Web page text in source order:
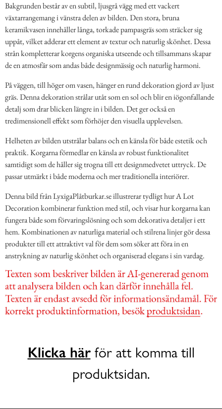
Bakgrunden består av en subtil, ljusgrå vägg med ett vackert
växtarrangemang i vänstra delen av bilden. Den stora, bruna
keramikvasen innehåller långa, torkade pampasgräs som sträcker sig
uppåt, vilket adderar ett element av textur och naturlig skönhet. Dessa
strån kompletterar korgens organiska utseende och tillsammans skapar
de en atmosfär som andas både designmässig och naturlig harmoni.
På väggen, till höger om vasen, hänger en rund dekoration gjord av ljust
gräs. Denna dekoration strålar utåt som en sol och blir en iögonfallande
detalj som drar blicken längre in i bilden. Det ger också en
tredimensionell effekt som förhöjer den visuella upplevelsen.
Helheten av bilden utstrålar balans och en känsla för både estetik och
praktik. Korgarna förmedlar en känsla av robust funktionalitet
samtidigt som de håller sig trogna till ett designmedvetet uttryck. De
passar utmärkt i både moderna och mer traditionella interiörer.
Denna bild från LyxigaPlåtburkar.se illustrerar tydligt hur A Lot
Decoration kombinerar funktion med stil, och visar hur korgarna kan
fungera både som förvaringslösning och som dekorativa detaljer i ett
hem. Kombinationen av naturliga material och stilrena linjer gör dessa
produkter till ett attraktivt val för dem som söker att föra in en
anstrykning av naturlig skönhet och organiserad elegans i sin vardag.
Klicka härför att komma till
produktsidan.